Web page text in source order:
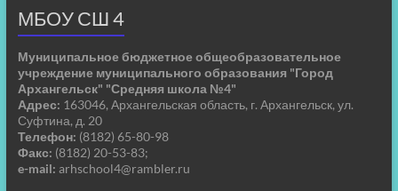
МБОУ СШ 4
Муниципальное бюджетное общеобразовательное
учреждение муниципального образования "Город
Архангельск" "Средняя школа №4"
Адрес: 163046, Архангельская область, г. Архангельск, ул.
Суфтина, д. 20
Телефон: (8182) 65-80-98
Факс: (8182) 20-53-83;
e-mail: arhschool4@rambler.ru